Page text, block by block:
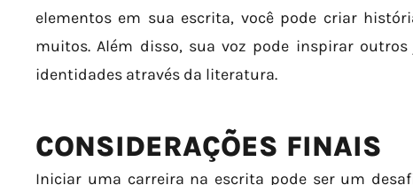
elementos em sua escrita, você pode criar
muitos. Além disso, sua voz pode inspirar
identidades através da literatura.
CONSIDERAÇÕES FINAIS
Iniciar uma carreira na escrita pode ser um